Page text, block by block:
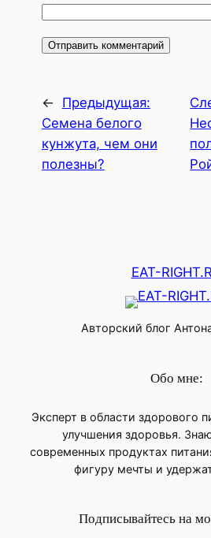
←
Предыдущая:
Семена белого
кунжута, чем они
полезны?
EAT-
Авторский блог
Обо мне:
Эксперт в области здорового
улучшения здоровья.
современных продуктах
фигуру мечты и
Подписывайтесь на